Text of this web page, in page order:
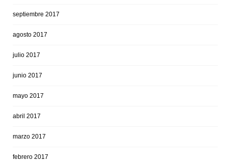
septiembre 2017
agosto 2017
julio 2017
junio 2017
mayo 2017
abril 2017
marzo 2017
febrero 2017